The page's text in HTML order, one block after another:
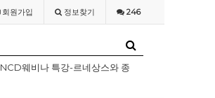
회원가입 정보찾기 246
NCD웨비나(WEBINAR) 2020 4월 특별 강의